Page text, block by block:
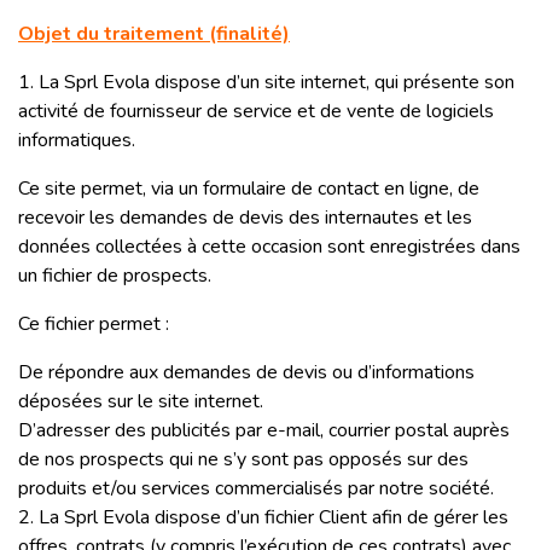
Objet du traitement (finalité)
1. La Sprl Evola dispose d’un site internet, qui présente son
activité de fournisseur de service et de vente de logiciels
informatiques.
Ce site permet, via un formulaire de contact en ligne, de
recevoir les demandes de devis des internautes et les
données collectées à cette occasion sont enregistrées dans
un fichier de prospects.
Ce fichier permet :
De répondre aux demandes de devis ou d’informations
déposées sur le site internet.
D’adresser des publicités par e-mail, courrier postal auprès
de nos prospects qui ne s’y sont pas opposés sur des
produits et/ou services commercialisés par notre société.
2. La Sprl Evola dispose d’un fichier Client afin de gérer les